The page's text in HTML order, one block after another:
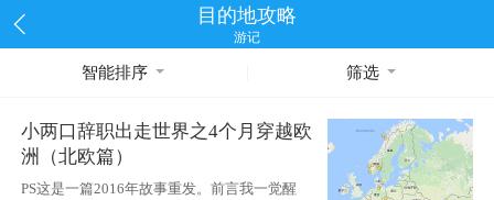
目的地攻略
游记
智能排序 筛选
小两口辞职出走世界之4个月穿越欧
洲（北欧篇）
PS这是一篇2016年故事重发。前言我一觉醒